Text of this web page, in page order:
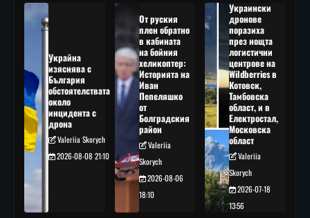
Украйна
изяснява с
България
обстоятелствата
около
инцидента с
дрона
Valeriia Skorych
2026-08-08 21:10
От руския
плен обратно
в кабината
на бойния
хеликоптер:
Историята на
Иван
Пепеляшко
от
Болградския
район
Valeriia
Skorych
2026-08-06
18:10
Украински
дронове
поразиха
през нощта
логистични
центрове на
Wildberries в
Котовск,
Тамбовска
област, и в
Електростал,
Московска
област
Valeriia
Skorych
2026-07-18
13:56